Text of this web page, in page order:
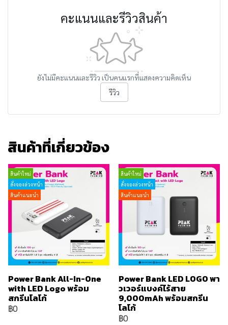
คะแนนและรีวิวสินค้า
ยังไม่มีคะแนนและรีวิว เป็นคนแรกที่แสดงความคิดเห็น
รีวิว
สินค้าที่เกี่ยวข้อง
สินค้าใหม่
สั่งจองล่วงหน้า
สินค้าแนะนำ
Power Bank All-In-One
with LED Logo พร้อม
สกรีนโลโก้
฿0
สินค้าใหม่
สั่งจองล่วงหน้า
สินค้าแนะนำ
Power Bank LED LOGO พา
วเวอร์แบงค์ไร้สาย
9,000mAh พร้อมสกรีน
โลโก้
฿0